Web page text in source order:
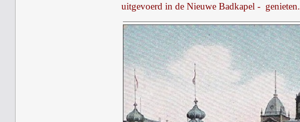
uitgevoerd in de Nieuwe Badkapel - genieten.